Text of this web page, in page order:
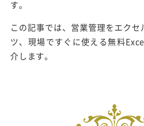
す。
この記事では、営業管理をエクセ
ツ、現場ですぐに使える無料
介します。